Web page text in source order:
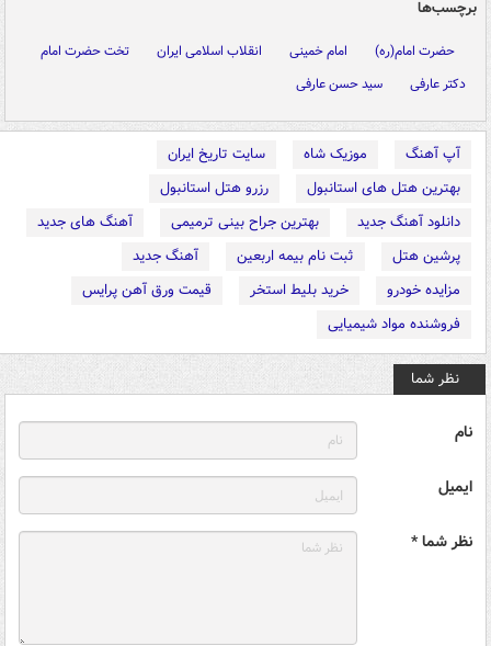
برچسب‌ها
حضرت امام(ره) امام خمینی انقلاب اسلامی ایران
تخت حضرت امام
دکتر عارفی
سید حسن عارفی
آپ آهنگ موزیک شاه
سایت تاریخ ایران
بهترین هتل های استانبول
رزرو هتل استانبول
دانلود آهنگ جدید
بهترین جراح بینی ترمیمی
آهنگ های جدید
پرشین هتل
ثبت نام بیمه اربعین
آهنگ جدید
مزایده خودرو
خرید بلیط استخر
قیمت ورق آهن پرایس
فروشنده مواد شیمیایی
نظر شما
نام
ایمیل
نظر شما *